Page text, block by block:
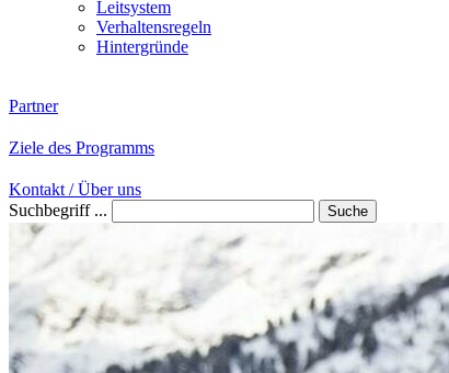
Leitsystem
Verhaltensregeln
Hintergründe
Partner
Ziele des Programms
Kontakt / Über uns
Suchbegriff ...